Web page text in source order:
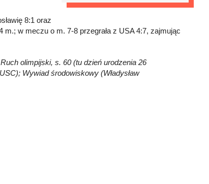
8:1 oraz
m.; w meczu o m. 7-8 przegrała z USA 4:7, zajmując
olimpijski, s. 60 (tu dzień urodzenia 26
Wywiad środowiskowy (Władysław